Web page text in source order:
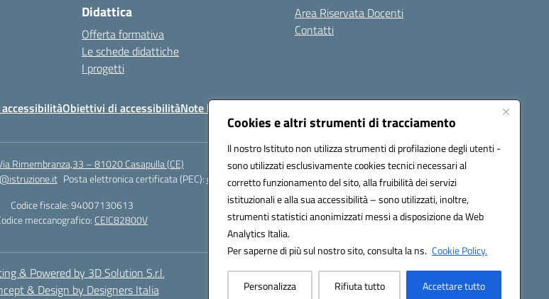
Cookies e altri strumenti di tracciamento
Il nostro Istituto non utilizza strumenti di profilazione degli utenti -
sono utilizzati esclusivamente cookies tecnici necessari al
corretto funzionamento del sito, alla fruibilità dei servizi
istituzionali e alla sua accessibilità – sono utilizzati, inoltre,
strumenti statistici anonimizzati messi a disposizione da Web
Analytics Italia.
Per saperne di più sul nostro sito, consulta la ns. Cookie Policy.
Personalizza Rifiuta tutto Accettare tutto
Didattica
Offerta formativa
Le schede didattiche
I progetti
Area Riservata Docenti
Contatti
Obiettivi di accessibilitàNote legali Seguici su:
Rimembranza,33 – 81020 Casapulla (CE)
Posta elettronica certificata (PEC):ceic82800v@pec.istruzione.it
Codice fiscale: 94007130613
meccanografico: CEIC82800V
& Powered by 3D Solution S.r.l.
& Design by Designers Italia